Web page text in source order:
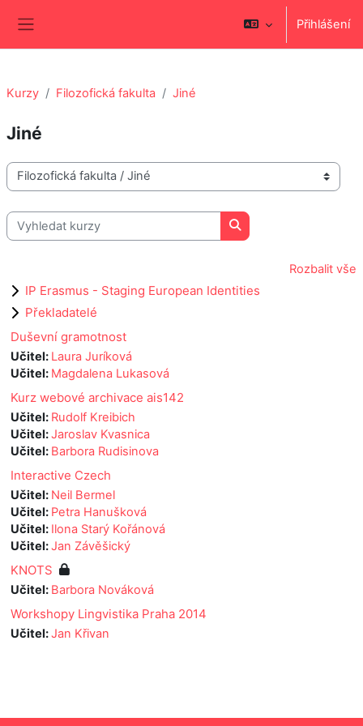
Přihlášení
Kurzy Filozofická fakulta Jiné
Jiné
Kategorie kurzů
Vyhledat kurzy
Vyhledat kurzy
Rozbalit vše
IP Erasmus - Staging European Identities
Překladatelé
Duševní gramotnost
Učitel: Laura Juríková
Učitel: Magdalena Lukasová
Kurz webové archivace ais142
Učitel: Rudolf Kreibich
Učitel:Jaroslav Kvasnica
Učitel: Barbora Rudisinova
Interactive Czech
Učitel: Neil Bermel
Učitel: Petra Hanušková
Učitel: Ilona Starý Kořánová
Učitel:Jan Závěšický
KNOTS
Učitel: Barbora Nováková
Workshopy Lingvistika Praha 2014
Učitel:Jan Křivan